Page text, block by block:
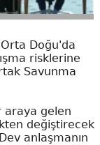
Doğu'da
risklerine
Savunma
araya gelen
değiştirecek
anlaşmanın